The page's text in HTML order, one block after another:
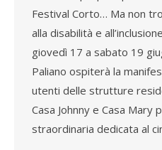
Festival Corto… Ma non
alla disabilità e
giovedì 17 a sabato 19
Paliano ospiterà la
utenti delle strutture
Casa Johnny e Casa Mary
straordinaria dedicata al